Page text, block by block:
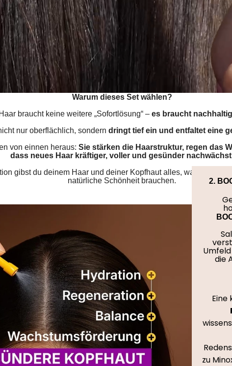
Warum dieses Set wählen?
braucht keine weitere „Sofortlösung“ – es braucht
nur oberflächlich, sonderndringt tief ein und entfaltet eine
von einnen heraus: Sie stärken die Haarstruktur, regen das
dass neues Haar kräftiger, voller und gesünder
gibst du deinem Haar und deiner Kopfhaut alles, was sie für
natürliche Schönheit brauchen.
2.
die
Eine
zu